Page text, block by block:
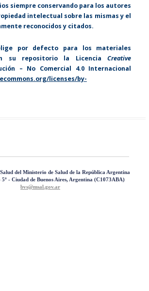
siempre conservando para los autores
intelectual sobre las mismas y el
reconocidos y citados.
elige por defecto para los materiales
su repositorio la LicenciaCreative
– No Comercial 4.0 Internacional
licenses/by-
del Ministerio de Salud de la República Argentina
5º - Ciudad de Buenos Aires, Argentina (C1073ABA)
bvs@msal.gov.ar